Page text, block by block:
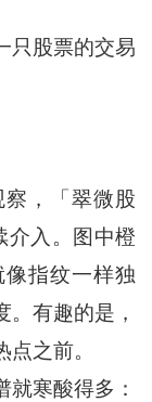
股票的交易
，「翠微股
介入。图中橙
指纹一样独
有趣的是，
之前。
寒酸得多：